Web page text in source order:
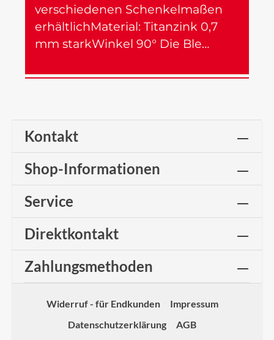
verschiedenen Schenkelmaßen
erhältlichMaterial: Titanzink 0,7
mm starkWinkel 90° Die Ble…
Kontakt
Shop-Informationen
Service
Direktkontakt
Zahlungsmethoden
Widerruf - für Endkunden
Impressum
Datenschutzerklärung
AGB